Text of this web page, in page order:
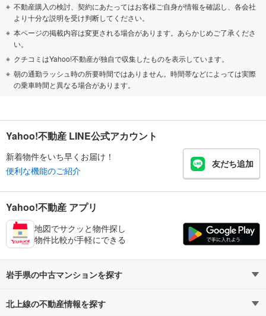
不動産購入の検討、契約にあたってはお客様ご自身が情報を確認し、各会社
より十分な説明を受け判断してください。
本ページの掲載内容は変更される場合があります。あらかじめご了承くださ
い。
クチコミはYahoo!不動産が独自で収集したものを表示しています。
朝の通勤ラッシュ時の所要時間ではありません。時間帯などによっては実際
の乗車時間と異なる場合があります。
Yahoo!不動産 LINE公式アカウント
新着物件をいち早くお届け！
便利な機能のご紹介
友だち追加
Yahoo!不動産 アプリ
地図でサクッと物件探し
物件比較が手軽にできる
岩手県の中古マンションを探す
路線・駅から探す
北上線の不動産情報を探す